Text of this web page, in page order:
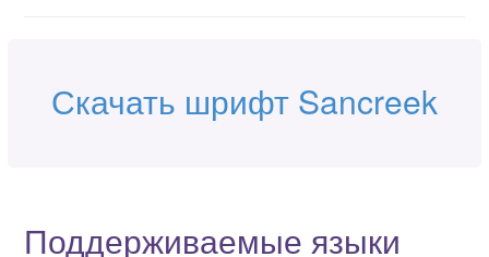
Скачать шрифт Sancreek
Поддерживаемые языки